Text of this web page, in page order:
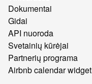
Dokumentai
Gidai
API nuoroda
Svetainių kūrėjai
Partnerių programa
Airbnb calendar widget